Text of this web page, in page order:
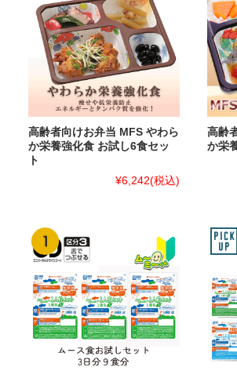
高齢者向けお弁当 MFS やわら
か栄養強化食 お試し6食セッ
ト
¥6,242(税込)
高齢
か栄